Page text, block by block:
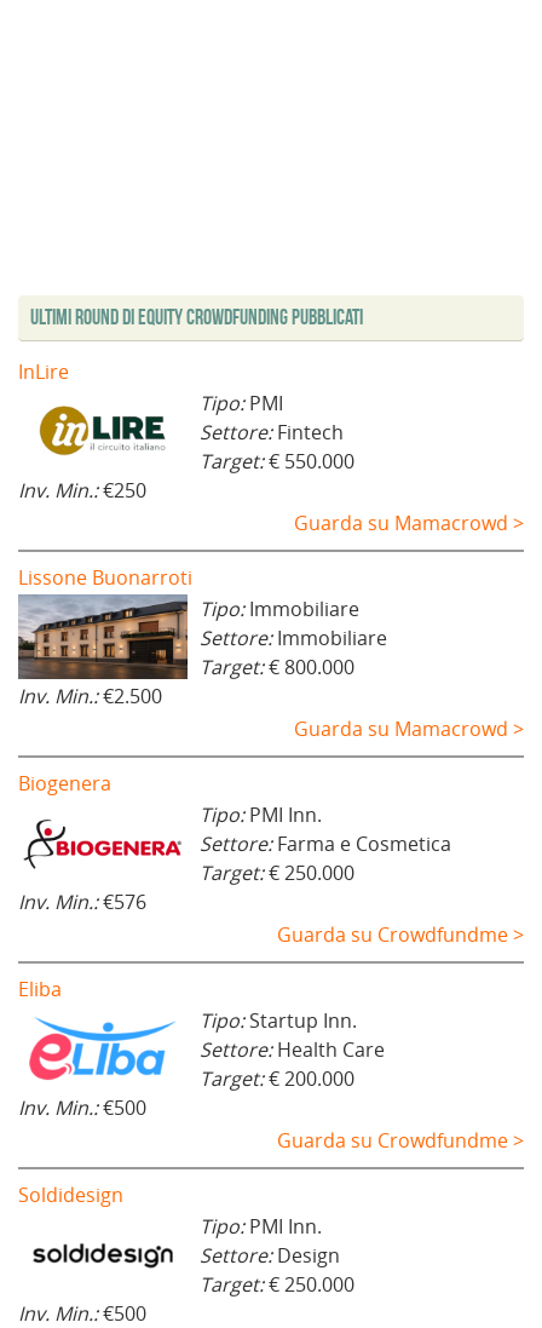
Ultimi Round di Equity Crowdfunding Pubblicati
InLire
Tipo:PMI
Settore:Fintech
Target:€ 550.000
Inv. Min.:€250
Guarda su Mamacrowd >
Lissone Buonarroti
Tipo:Immobiliare
Settore:Immobiliare
Target:€ 800.000
Inv. Min.:€2.500
Guarda su Mamacrowd >
Biogenera
Tipo:PMI Inn.
Settore:Farma e Cosmetica
Target:€ 250.000
Inv. Min.:€576
Guarda su Crowdfundme >
Eliba
Tipo:Startup Inn.
Settore:Health Care
Target:€ 200.000
Inv. Min.:€500
Guarda su Crowdfundme >
Soldidesign
Tipo:PMI Inn.
Settore:Design
Target:€ 250.000
Inv. Min.:€500